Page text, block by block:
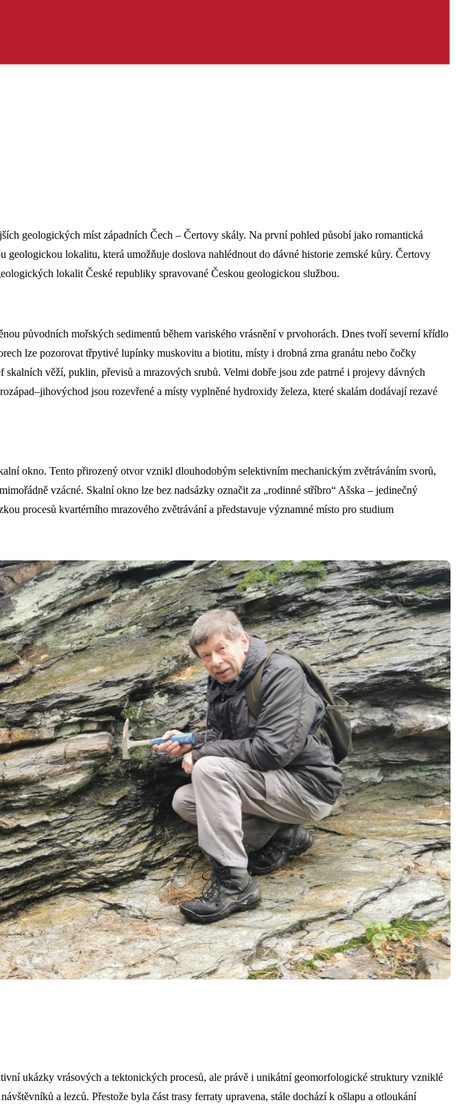
geologických míst západních Čech – Čertovy skály. Na první pohled působí jako romantická
geologickou lokalitu, která umožňuje doslova nahlédnout do dávné historie zemské kůry. Čertovy
lokalit České republiky spravované Českou geologickou službou.
původních mořských sedimentů během variského vrásnění v prvohorách. Dnes tvoří severní křídlo
lze pozorovat třpytivé lupínky muskovitu a biotitu, místy i drobná zrna granátu nebo čočky
věží, puklin, převisů a mrazových srubů. Velmi dobře jsou zde patrné i projevy dávných
jsou rozevřené a místy vyplněné hydroxidy železa, které skalám dodávají rezavé
okno. Tento přirozený otvor vznikl dlouhodobým selektivním mechanickým zvětráváním svorů,
vzácné. Skalní okno lze bez nadsázky označit za „rodinné stříbro“ Ašska – jedinečný
procesů kvartérního mrazového zvětrávání a představuje významné místo pro studium
ukázky vrásových a tektonických procesů, ale právě i unikátní geomorfologické struktury vzniklé
a lezců. Přestože byla část trasy ferraty upravena, stále dochází k ošlapu a otloukání